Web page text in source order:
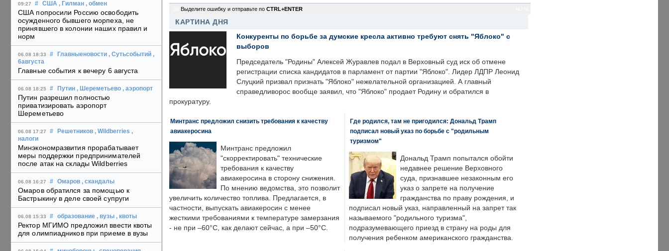
09:27 # США , Гилман , обмен
США попросили Россию освободить
осужденного бывшего морпеха, не
принявшего в колонии наших правил и
норм
06.08 18:33 # Главныеновости , Сутьсобытий ,
6августа
Главные события к вечеру 6 августа
06.08 18:25 # Путин , Шереметьево , аэропорт
Путин разрешил полностью
приватизировать аэропорт
Шереметьево
06.08 17:27 # Решетников , Wildberries ,
налоги
Минэкономразвития прорабатывает
меры поддержки предпринимателей
после атак на склады Wildberries
06.08 16:27 # Омаров , скандалы
Омаров обратился за помощью к
Бастрыкину в деле своей супруги
06.08 15:33 # образование , вузы , квоты
Ректор МГИМО предложил ввести квоты
для олимпиадников при приеме в вузы
Выделите ошибку и отправьте по CTRL+ENTER
КАРТИНА ДНЯ
Конкуренты по борьбе за думские кресла активно требуют снять "Яблоко" с
выборов
Председатель "Родины" Алексей Журавлев подал в Верховный суд иск об отмене
регистрации списка кандидатов в парламент от партии "Яблоко". Лидер ЛДПР Леонид
Слуцкий призвал признать "Яблоко" нежелательной организацией. А главный
справедливорос вообще заявил, что "Яблоко" продает Родину и обратился в
прокуратуру.
Минтранс предложил снизить требования к качеству
авиакеросина
Минтранс предложил
"скорректировать" технические
требования к качеству
авиакеросина в сторону снижения.
По мнению ведомства, это позволит
увеличить количество топлива. Предлагается, в
частности, выпускать авиакеросин с менее
жесткими требованиями к температуре замерзания
- не при –60°C, как делают сейчас, а при –50°C.
Где родился, там не пригодился: Дональд Трамп
подписал новый указ по борьбе с "родильным
туризмом"
Дональд Трамп попытался обойти
недавнее решение Верховного
суда, признавшее незаконным его
указ о запрете на получение
гражданства по праву рождения, и
подписал новый указ, направленный на запрет так
называемого "родильного туризма",
подразумевающего приезд в страну на роды для
получения ребенком американского гражданства.